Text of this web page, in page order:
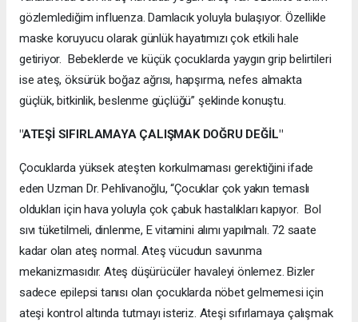
gözlemlediğim influenza. Damlacık yoluyla bulaşıyor. Özellikle
maske koruyucu olarak günlük hayatımızı çok etkili hale
getiriyor. Bebeklerde ve küçük çocuklarda yaygın grip belirtileri
ise ateş, öksürük boğaz ağrısı, hapşırma, nefes almakta
güçlük, bitkinlik, beslenme güçlüğü” şeklinde konuştu.
"ATEŞİ SIFIRLAMAYA ÇALIŞMAK DOĞRU DEĞİL"
Çocuklarda yüksek ateşten korkulmaması gerektiğini ifade
eden Uzman Dr. Pehlivanoğlu, “Çocuklar çok yakın temaslı
oldukları için hava yoluyla çok çabuk hastalıkları kapıyor. Bol
sıvı tüketilmeli, dinlenme, E vitamini alımı yapılmalı. 72 saate
kadar olan ateş normal. Ateş vücudun savunma
mekanizmasıdır. Ateş düşürücüler havaleyi önlemez. Bizler
sadece epilepsi tanısı olan çocuklarda nöbet gelmemesi için
ateşi kontrol altında tutmayı isteriz. Ateşi sıfırlamaya çalışmak